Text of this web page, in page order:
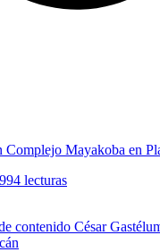
Complejo Mayakoba en
lecturas
contenido César